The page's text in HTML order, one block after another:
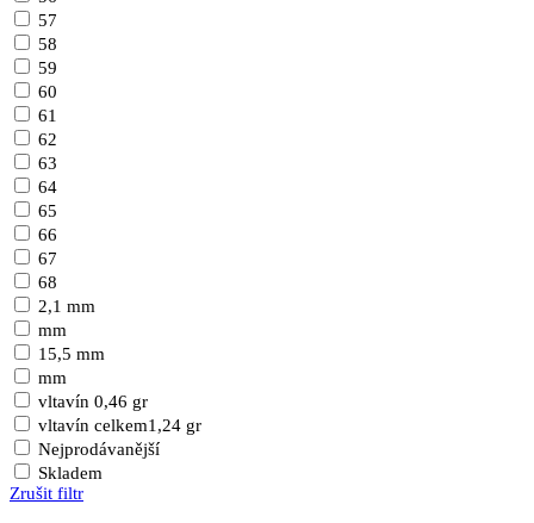
57
58
59
60
61
62
63
64
65
66
67
68
2,1 mm
mm
15,5 mm
mm
vltavín 0,46 gr
vltavín celkem1,24 gr
Nejprodávanější
Skladem
Zrušit filtr